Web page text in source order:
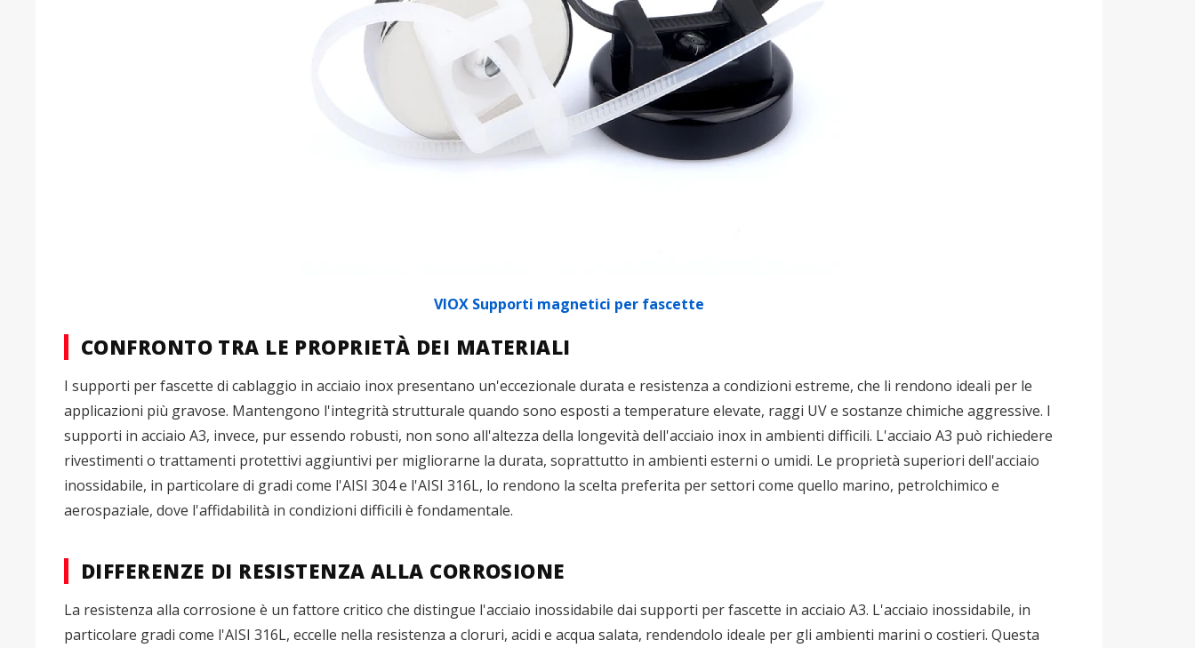
VIOX Supporti magnetici per fascette
CONFRONTO TRA LE PROPRIETÀ DEI MATERIALI
I supporti per fascette di cablaggio in acciaio inox presentano un'eccezionale durata e resistenza a condizioni estreme, che li rendono ideali per le
applicazioni più gravose. Mantengono l'integrità strutturale quando sono esposti a temperature elevate, raggi UV e sostanze chimiche aggressive. I
supporti in acciaio A3, invece, pur essendo robusti, non sono all'altezza della longevità dell'acciaio inox in ambienti difficili. L'acciaio A3 può richiedere
rivestimenti o trattamenti protettivi aggiuntivi per migliorarne la durata, soprattutto in ambienti esterni o umidi. Le proprietà superiori dell'acciaio
inossidabile, in particolare di gradi come l'AISI 304 e l'AISI 316L, lo rendono la scelta preferita per settori come quello marino, petrolchimico e
aerospaziale, dove l'affidabilità in condizioni difficili è fondamentale.
DIFFERENZE DI RESISTENZA ALLA CORROSIONE
La resistenza alla corrosione è un fattore critico che distingue l'acciaio inossidabile dai supporti per fascette in acciaio A3. L'acciaio inossidabile, in
particolare gradi come l'AISI 316L, eccelle nella resistenza a cloruri, acidi e acqua salata, rendendolo ideale per gli ambienti marini o costieri. Questa